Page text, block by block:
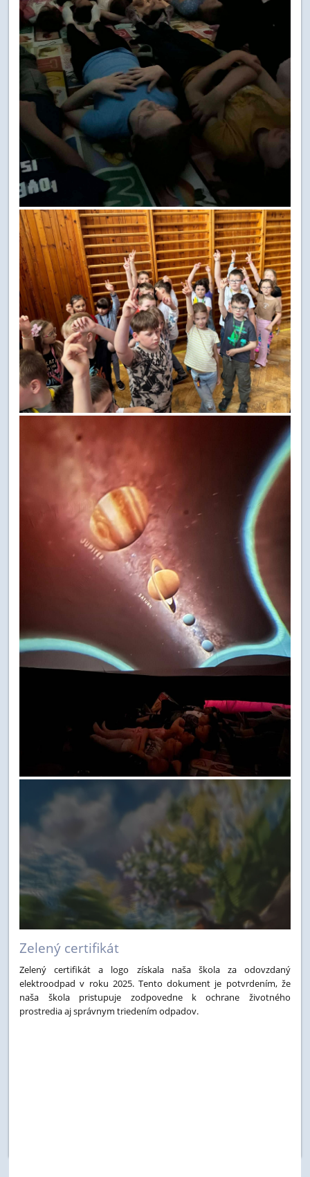
Zelený certifikát
Zelený certifikát a logo získala naša škola za odovzdaný
elektroodpad v roku 2025. Tento dokument je potvrdením, že
naša škola pristupuje zodpovedne k ochrane životného
prostredia aj správnym triedením odpadov.